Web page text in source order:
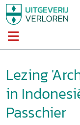
Lezing
in
Passchier